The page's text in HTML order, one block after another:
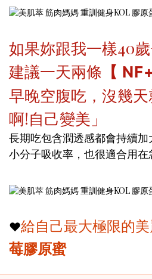
如果妳跟我一樣40
建議一天兩條 【
早晚空腹吃，沒幾
啊!自己變美」
長期吃包含潤透感都會持續
小分子吸收率，也很適合用在
❤️給自己最大極限的
莓膠原蜜